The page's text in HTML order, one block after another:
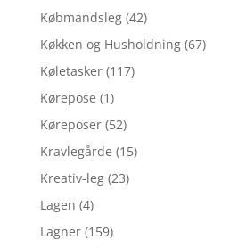
Købmandsleg (42)
Køkken og Husholdning (67)
Køletasker (117)
Kørepose (1)
Køreposer (52)
Kravlegårde (15)
Kreativ-leg (23)
Lagen (4)
Lagner (159)